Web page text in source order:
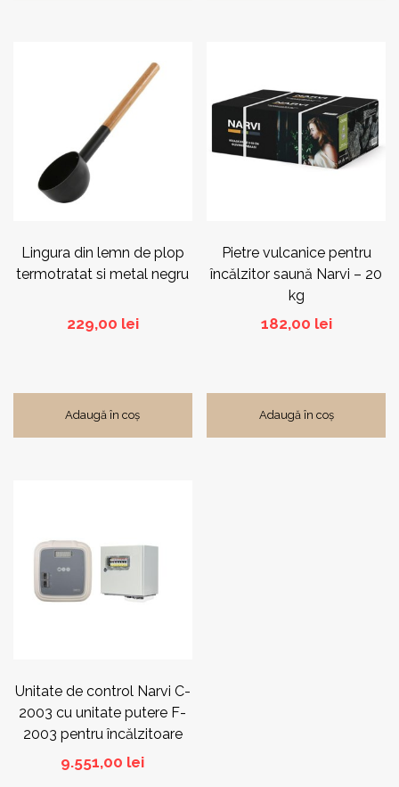
Lingura din lemn de plop
termotratat si metal negru
229,00 lei
Adaugă în coș
Pietre vulcanice pentru
încălzitor saună Narvi – 20
kg
182,00 lei
Adaugă în coș
Unitate de control Narvi C-
2003 cu unitate putere F-
2003 pentru încălzitoare
18-33kW
9.551,00 lei